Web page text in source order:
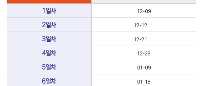
정
1일차
12-09
2일차 12-12
온라인
3일차 12-21
온라인
4일차 12-28
5일차 01-09
6일차 01-18